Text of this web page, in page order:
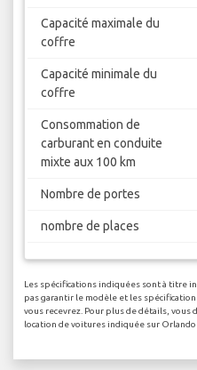
Capacité maximale du
coffre
Capacité minimale du
coffre
Consommation de
carburant en conduite
mixte aux 100 km
Nombre de portes
nombre de places
Les spécifications indiquées sont à titre
pas garantir le modèle et les
vous recevrez. Pour plus de détails, vous
location de voitures indiquée sur